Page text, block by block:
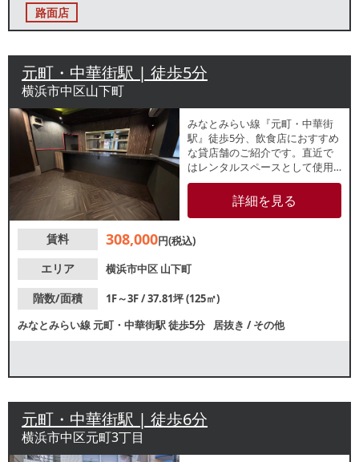
路面店
元町・中華街駅 | 徒歩5分
横浜市中区山下町
みなとみらい線『元町・中華街
駅』徒歩5分、飲食店におすすめ
な貸店舗のご紹介です。直近で
はレンタルスペースとして使用
されていました。カウンターや
厨房機器など残置物がございま
す。諸条件等、お気軽にお問合
詳細を見る
賃料 308,000円(税込)
エリア
横浜市中区 山下町
階数/面積
1F～3F / 37.81坪 (125㎡)
みなとみらい線元町・中華街駅徒歩5分 居抜き /その他
元町・中華街駅 | 徒歩6分
横浜市中区元町3丁目